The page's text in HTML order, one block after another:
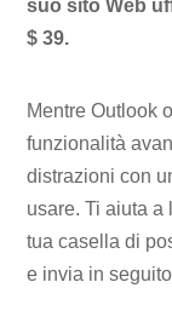
suo sito Web
$ 39.
Mentre Outlook
funzionalità
distrazioni con
usare. Ti aiuta a
tua casella di
e invia in